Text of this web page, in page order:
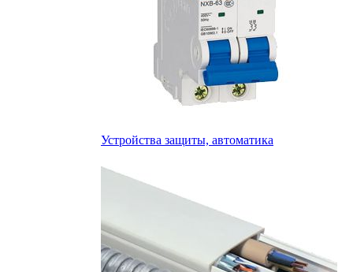
Устройства защиты, автоматика